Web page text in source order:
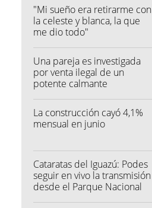
"Mi sueño era retirarme con
la celeste y blanca, la que
me dio todo"
Una pareja es investigada
por venta ilegal de un
potente calmante
La construcción cayó 4,1%
mensual en junio
Cataratas del Iguazú: Podes
seguir en vivo la transmisión
desde el Parque Nacional